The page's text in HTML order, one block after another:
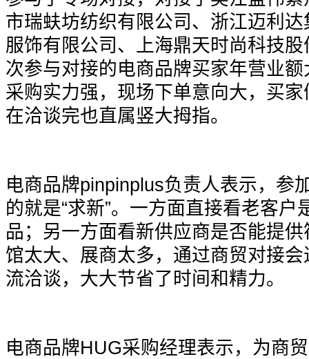
市瑞蚨坊纺织有限公司、浙江迈利
服饰有限公司、上海鼎天时尚科技
次参与对接的电商品牌买家年营业
采购实力强，现场下单意向大，买
在洽谈完也直属竖大拇指。
电商品牌pinpinplus负责人表示，参
的就是“求新”。一方面直接看老客户
品；另一方面看新供应商是否能提
馆太大、展商太多，通过商贸对接
流洽谈，大大节省了时间和精力。
电商品牌HUG采购经理表示，为商